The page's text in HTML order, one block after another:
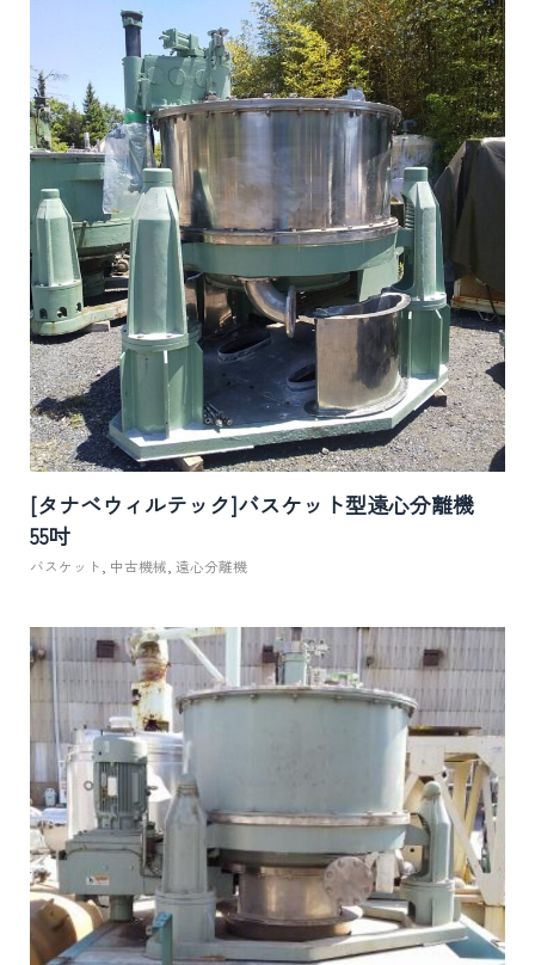
[タナベウィルテック]バスケット型遠心分離機
55吋
バスケット 中古機械 遠心分離機